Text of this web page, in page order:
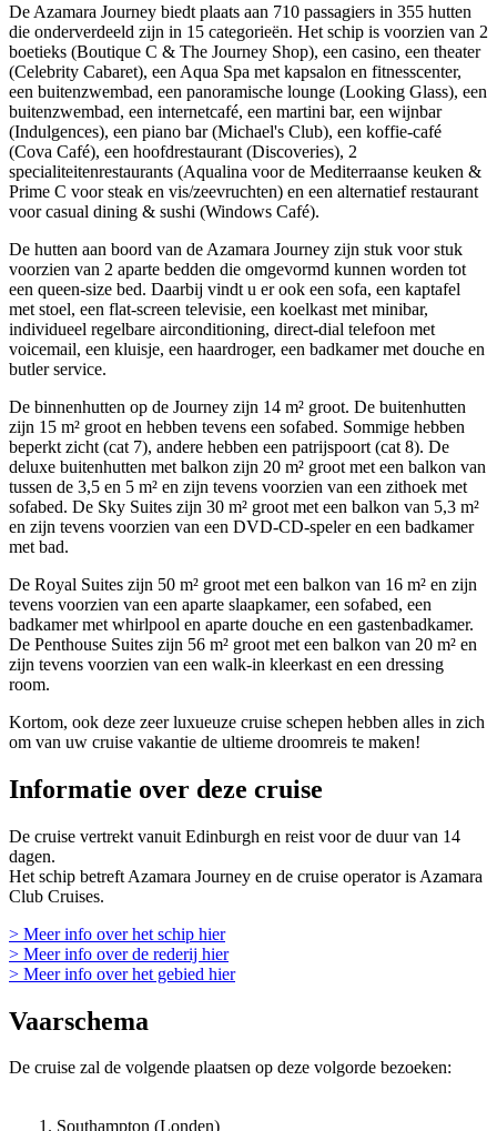
De Azamara Journey biedt plaats aan 710 passagiers in 355 hutten
die onderverdeeld zijn in 15 categorieën. Het schip is voorzien van 2
boetieks (Boutique C & The Journey Shop), een casino, een theater
(Celebrity Cabaret), een Aqua Spa met kapsalon en fitnesscenter,
een buitenzwembad, een panoramische lounge (Looking Glass), een
buitenzwembad, een internetcafé, een martini bar, een wijnbar
(Indulgences), een piano bar (Michael's Club), een koffie-café
(Cova Café), een hoofdrestaurant (Discoveries), 2
specialiteitenrestaurants (Aqualina voor de Mediterraanse keuken &
Prime C voor steak en vis/zeevruchten) en een alternatief restaurant
voor casual dining & sushi (Windows Café).
De hutten aan boord van de Azamara Journey zijn stuk voor stuk
voorzien van 2 aparte bedden die omgevormd kunnen worden tot
een queen-size bed. Daarbij vindt u er ook een sofa, een kaptafel
met stoel, een flat-screen televisie, een koelkast met minibar,
individueel regelbare airconditioning, direct-dial telefoon met
voicemail, een kluisje, een haardroger, een badkamer met douche en
butler service.
De binnenhutten op de Journey zijn 14 m² groot. De buitenhutten
zijn 15 m² groot en hebben tevens een sofabed. Sommige hebben
beperkt zicht (cat 7), andere hebben een patrijspoort (cat 8). De
deluxe buitenhutten met balkon zijn 20 m² groot met een balkon van
tussen de 3,5 en 5 m² en zijn tevens voorzien van een zithoek met
sofabed. De Sky Suites zijn 30 m² groot met een balkon van 5,3 m²
en zijn tevens voorzien van een DVD-CD-speler en een badkamer
met bad.
De Royal Suites zijn 50 m² groot met een balkon van 16 m² en zijn
tevens voorzien van een aparte slaapkamer, een sofabed, een
badkamer met whirlpool en aparte douche en een gastenbadkamer.
De Penthouse Suites zijn 56 m² groot met een balkon van 20 m² en
zijn tevens voorzien van een walk-in kleerkast en een dressing
room.
Kortom, ook deze zeer luxueuze cruise schepen hebben alles in zich
om van uw cruise vakantie de ultieme droomreis te maken!
Informatie over deze cruise
De cruise vertrekt vanuit Edinburgh en reist voor de duur van 14
dagen.
Het schip betreft Azamara Journey en de cruise operator is Azamara
Club Cruises.
> Meer info over het schip hier
> Meer info over de rederij hier
> Meer info over het gebied hier
Vaarschema
De cruise zal de volgende plaatsen op deze volgorde bezoeken:
Southampton (Londen)